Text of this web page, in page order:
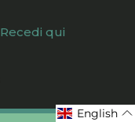
Recedi qui
English